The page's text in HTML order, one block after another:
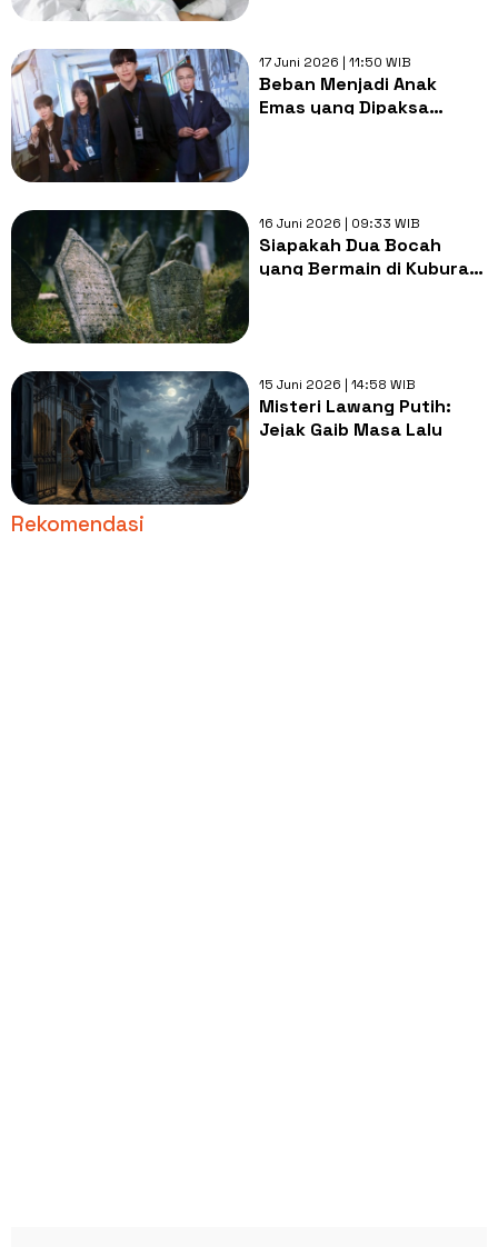
17 Juni 2026 | 11:50 WIB
Beban Menjadi Anak
Emas yang Dipaksa
16 Juni 2026 | 09:33 WIB
Siapakah Dua Bocah
yang Bermain di Kuburan
15 Juni 2026 | 14:58 WIB
Misteri Lawang Putih:
Jejak Gaib Masa Lalu
Rekomendasi